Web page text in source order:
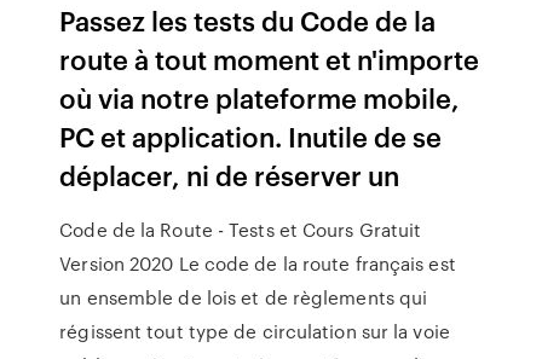
Passez les tests du Code de la
route à tout moment et n'importe
où via notre plateforme mobile,
PC et application. Inutile de se
déplacer, ni de réserver un
Code de la Route - Tests et Cours Gratuit
Version 2020 Le code de la route français est
un ensemble de lois et de règlements qui
régissent tout type de circulation sur la voie